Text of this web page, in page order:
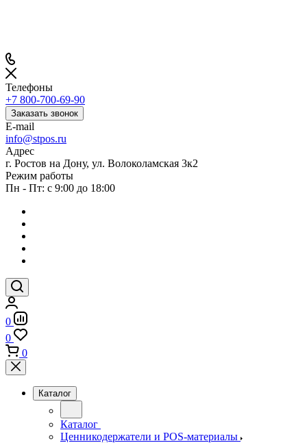
Телефоны
+7 800-700-69-90
Заказать звонок
E-mail
info@stpos.ru
Адрес
г. Ростов на Дону, ул. Волоколамская 3к2
Режим работы
Пн - Пт: с 9:00 до 18:00
0
0
0
Каталог
Каталог
Ценникодержатели и POS-материалы